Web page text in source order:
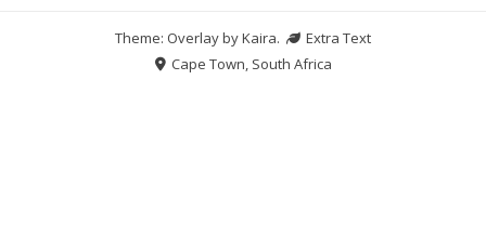
Theme: Overlay byKaira.
Extra Text
Cape Town, South Africa